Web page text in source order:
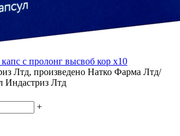
с пролонг высвоб кор x10
Лтд, произведено Натко Фарма Лтд/
Индастриз Лтд
+